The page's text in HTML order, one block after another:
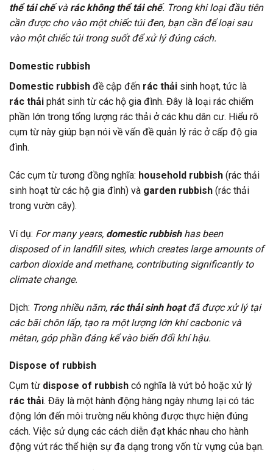
thể tái chếvà rác không thể tái chế. Trong khi loại đầu tiên
cần được cho vào một chiếc túi đen, bạn cần để loại sau
vào một chiếc túi trong suốt để xử lý đúng cách.
Domestic rubbish
Domestic rubbish đề cập đến rác thải sinh hoạt, tức là
rác thải phát sinh từ các hộ gia đình. Đây là loại rác chiếm
phần lớn trong tổng lượng rác thải ở các khu dân cư. Hiểu rõ
cụm từ này giúp bạn nói về vấn đề quản lý rác ở cấp độ gia
đình.
Các cụm từ tương đồng nghĩa: household rubbish (rác thải
sinh hoạt từ các hộ gia đình) và garden rubbish (rác thải
trong vườn cây).
Ví dụ: For many years, domestic rubbishhas been
disposed of in landfill sites, which creates large amounts of
carbon dioxide and methane, contributing significantly to
climate change.
Dịch: Trong nhiều năm, rác thải sinh hoạtđã được xử lý tại
các bãi chôn lấp, tạo ra một lượng lớn khí cacbonic và
mêtan, góp phần đáng kể vào biến đổi khí hậu.
Dispose of rubbish
Cụm từ dispose of rubbish có nghĩa là vứt bỏ hoặc xử lý
rác thải. Đây là một hành động hàng ngày nhưng lại có tác
động lớn đến môi trường nếu không được thực hiện đúng
cách. Việc sử dụng các cách diễn đạt khác nhau cho hành
động vứt rác thể hiện sự đa dạng trong vốn từ vựng của bạn.